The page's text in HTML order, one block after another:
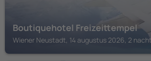
Boutiquehotel Freizeittempel
Wiener Neustadt, 14 augustus 2026, 2